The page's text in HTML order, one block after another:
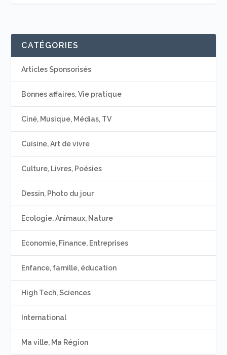
CATÉGORIES
Articles Sponsorisés
Bonnes affaires, Vie pratique
Ciné, Musique, Médias, TV
Cuisine, Art de vivre
Culture, Livres, Poésies
Dessin, Photo du jour
Ecologie, Animaux, Nature
Economie, Finance, Entreprises
Enfance, famille, éducation
High Tech, Sciences
International
Ma ville, Ma Région